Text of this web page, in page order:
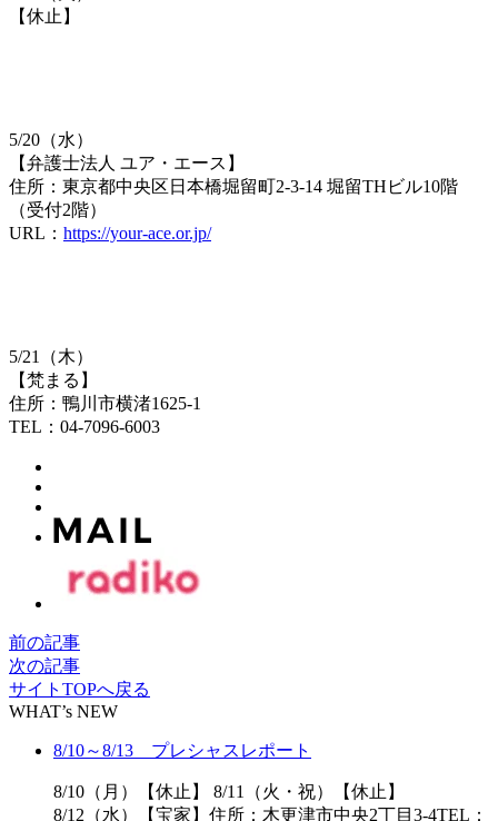
【休止】
5/20（水）
【弁護士法人 ユア・エース】
住所：東京都中央区日本橋堀留町2-3-14 堀留THビル10階
（受付2階）
URL： https://your-ace.or.jp/
5/21（木）
【梵まる】
住所：鴨川市横渚1625-1
TEL：04-7096-6003
前の記事
次の記事
サイトTOPへ戻る
WHAT’s NEW
8/10～8/13 プレシャスレポート
8/10（月）【休止】 8/11（火・祝）【休止】
8/12（水）【宝家】住所：木更津市中央2丁目3-4TEL：